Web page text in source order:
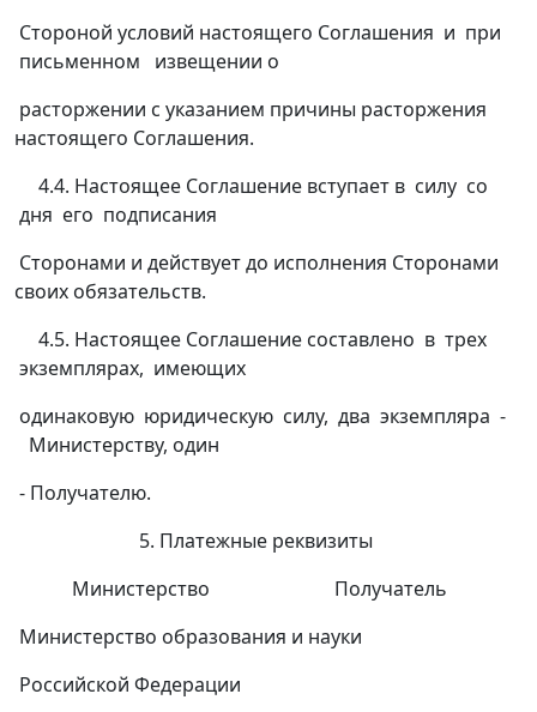
Стороной условий настоящего Соглашения и при
письменном извещении о
расторжении с указанием причины расторжения
настоящего Соглашения.
4.4. Настоящее Соглашение вступает в силу со
дня его подписания
Сторонами и действует до исполнения Сторонами
своих обязательств.
4.5. Настоящее Соглашение составлено в трех
экземплярах, имеющих
одинаковую юридическую силу, два экземпляра -
Министерству, один
- Получателю.
5. Платежные реквизиты
Министерство Получатель
Министерство образования и науки
Российской Федерации
Мы обрабатываем локальные данные
браузера и используем инструменты
аналитики в целях улучшения и обеспечения
работоспособности сайта, статистических
исследований и обзоров. Вы можете